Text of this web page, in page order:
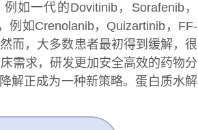
如一代的Dovitinib，Sorafenib，
例如Crenolanib，Quizartinib，FF-
而，大多数患者最初得到缓解，很
需求，研发更加安全高效的药物分
解正成为一种新策略。蛋白质水解